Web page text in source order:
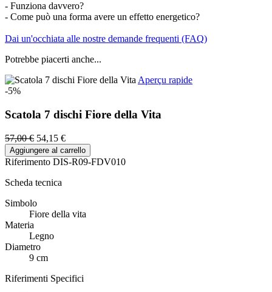
- Funziona davvero?
- Come può una forma avere un effetto energetico?
Dai un'occhiata alle nostre demande frequenti (FAQ)
Potrebbe piacerti anche...
Aperçu rapide
-5%
Scatola 7 dischi Fiore della Vita
57,00 € 54,15 €
Aggiungere al carrello
Riferimento DIS-R09-FDV010
Scheda tecnica
Simbolo
Fiore della vita
Materia
Legno
Diametro
9 cm
Riferimenti Specifici